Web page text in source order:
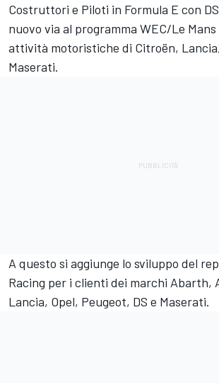
Costruttori e Piloti in Formula E con
nuovo via al programma WEC/Le
attività motoristiche di Citroën,
Maserati.
A questo si aggiunge lo sviluppo del
Racing per i clienti dei marchi Abarth,
Lancia, Opel, Peugeot, DS e Maserati.